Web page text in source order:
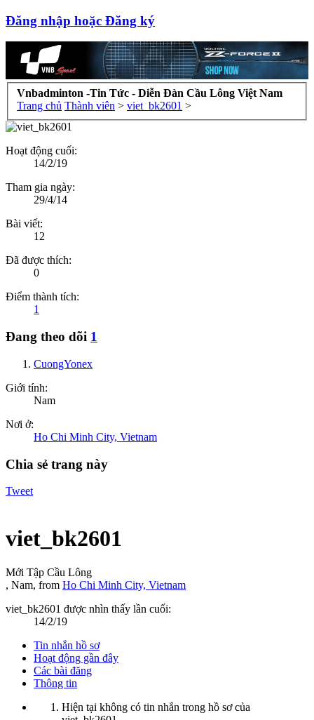
Đăng nhập hoặc Đăng ký
Vnbadminton -Tin Tức - Diễn Đàn Cầu Lông Việt Nam
Trang chủ Thành viên > viet_bk2601 >
Hoạt động cuối:
14/2/19
Tham gia ngày:
29/4/14
Bài viết:
12
Đã được thích:
0
Điểm thành tích:
1
Đang theo dõi 1
CuongYonex
Giới tính:
Nam
Nơi ở:
Ho Chi Minh City, Vietnam
Chia sẻ trang này
Tweet
viet_bk2601
Mới Tập Cầu Lông
, Nam, from Ho Chi Minh City, Vietnam
viet_bk2601 được nhìn thấy lần cuối:
14/2/19
Tin nhắn hồ sơ
Hoạt động gần đây
Các bài đăng
Thông tin
Hiện tại không có tin nhắn trong hồ sơ của